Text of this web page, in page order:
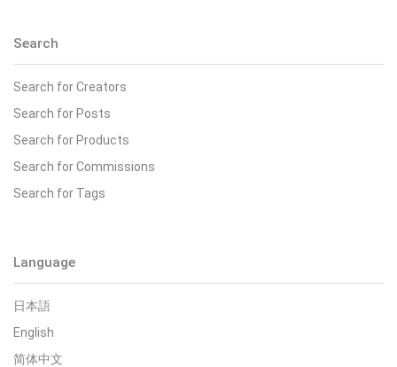
Search
Search for Creators
Search for Posts
Search for Products
Search for Commissions
Search for Tags
Language
日本語
English
简体中文